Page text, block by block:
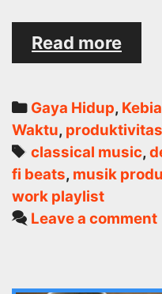
Read more
Categories
Gaya Hidup,
Waktu, produktivitas
Tags
classical music,
fi beats, musik
work playlist
Leave a comment